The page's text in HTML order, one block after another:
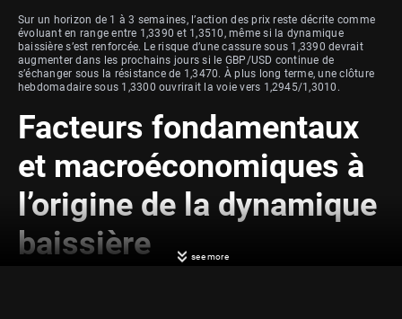
Sur un horizon de 1 à 3 semaines, l’action des prix reste décrite comme
évoluant en range entre 1,3390 et 1,3510, même si la dynamique
baissière s’est renforcée. Le risque d’une cassure sous 1,3390 devrait
augmenter dans les prochains jours si le GBP/USD continue de
s’échanger sous la résistance de 1,3470. À plus long terme, une clôture
hebdomadaire sous 1,3300 ouvrirait la voie vers 1,2945/1,3010.
Facteurs fondamentaux
et macroéconomiques à
l’origine de la dynamique
baissière
see more